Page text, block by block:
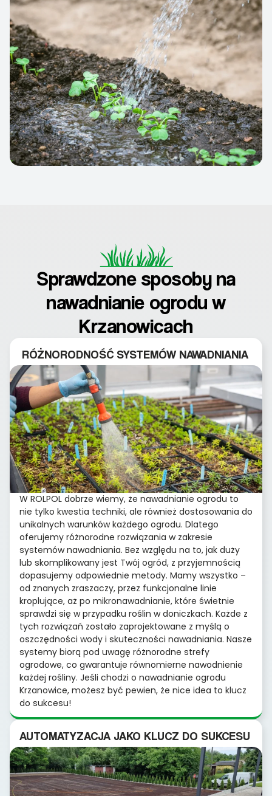
Sprawdzone sposoby na
nawadnianie ogrodu w
Krzanowicach
RÓŻNORODNOŚĆ SYSTEMÓW NAWADNIANIA
W ROLPOL dobrze wiemy, że nawadnianie ogrodu to
nie tylko kwestia techniki, ale również dostosowania do
unikalnych warunków każdego ogrodu. Dlatego
oferujemy różnorodne rozwiązania w zakresie
systemów nawadniania. Bez względu na to, jak duży
lub skomplikowany jest Twój ogród, z przyjemnością
dopasujemy odpowiednie metody. Mamy wszystko –
od znanych zraszaczy, przez funkcjonalne linie
kroplujące, aż po mikronawadnianie, które świetnie
sprawdzi się w przypadku roślin w doniczkach. Każde z
tych rozwiązań zostało zaprojektowane z myślą o
oszczędności wody i skuteczności nawadniania. Nasze
systemy biorą pod uwagę różnorodne strefy
ogrodowe, co gwarantuje równomierne nawodnienie
każdej rośliny. Jeśli chodzi o nawadnianie ogrodu
Krzanowice, możesz być pewien, że nice idea to klucz
do sukcesu!
AUTOMATYZACJA JAKO KLUCZ DO SUKCESU